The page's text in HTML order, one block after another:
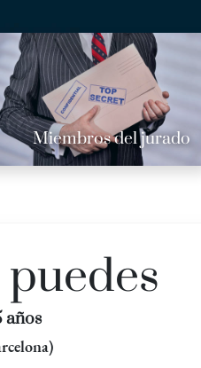
Miembros del jurado
años